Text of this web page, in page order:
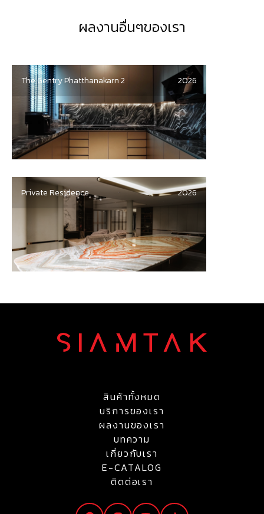
ผลงานอื่นๆของเรา
The Gentry Phatthanakarn 2 2026
Private Residence 2026
สินค้าทั้งหมด
บริการของเรา
ผลงานของเรา
บทความ
เกี่ยวกับเรา
E-CATALOG
ติดต่อเรา